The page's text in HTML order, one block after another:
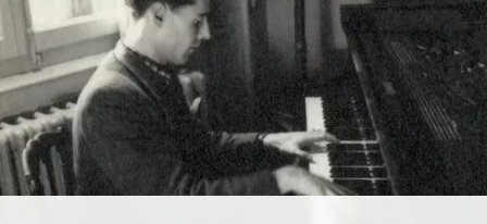
Informations
FR/EN